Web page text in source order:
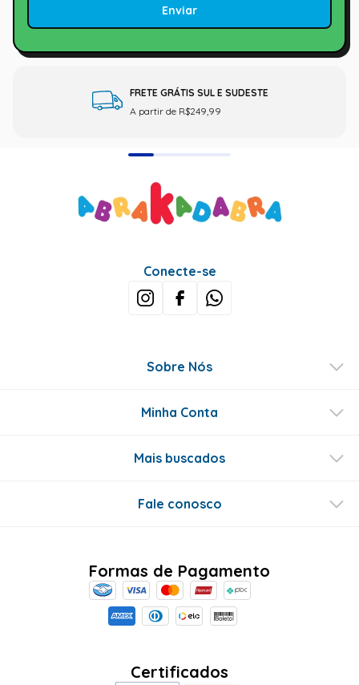
Enviar
FRETE GRÁTIS SUL E SUDESTE
A partir de R$249,99
Conecte-se
Sobre Nós
Minha Conta
Mais buscados
Fale conosco
Formas de Pagamento
Certificados